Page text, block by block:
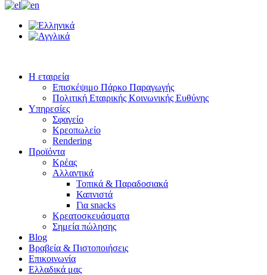
Η εταιρεία
Επισκέψιμο Πάρκο Παραγωγής
Πολιτική Εταιρικής Κοινωνικής Ευθύνης
Υπηρεσίες
Σφαγείο
Κρεοπωλείο
Rendering
Προϊόντα
Κρέας
Αλλαντικά
Τοπικά & Παραδοσιακά
Καπνιστά
Για snacks
Κρεατοσκευάσματα
Σημεία πώλησης
Blog
Βραβεία & Πιστοποιήσεις
Επικοινωνία
Ελλαδικά μας